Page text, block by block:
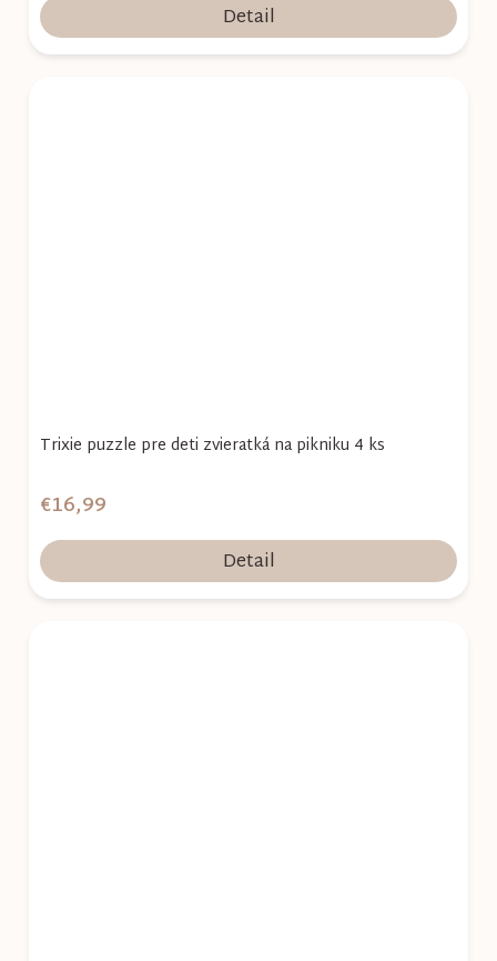
Detail
Trixie puzzle pre deti zvieratká na pikniku 4 ks
€16,99
Detail